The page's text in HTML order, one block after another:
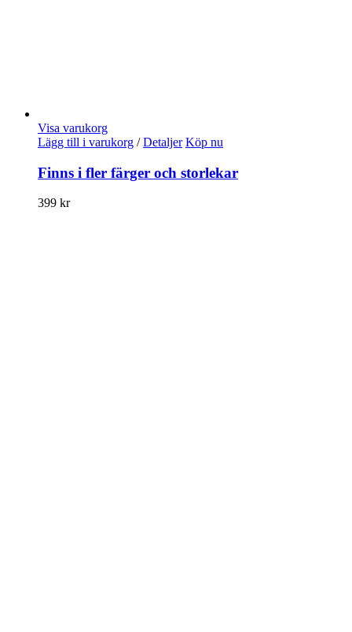
Visa varukorg
Lägg till i varukorg / Detaljer Köp nu
Finns i fler färger och storlekar
399 kr